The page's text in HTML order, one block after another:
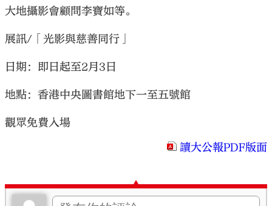
大地攝影會顧問李寶如等。
展訊/「光影與慈善同行」
日期：即日起至2月3日
地點：香港中央圖書館地下一至五號館
觀眾免費入場
讀大公報PDF版面